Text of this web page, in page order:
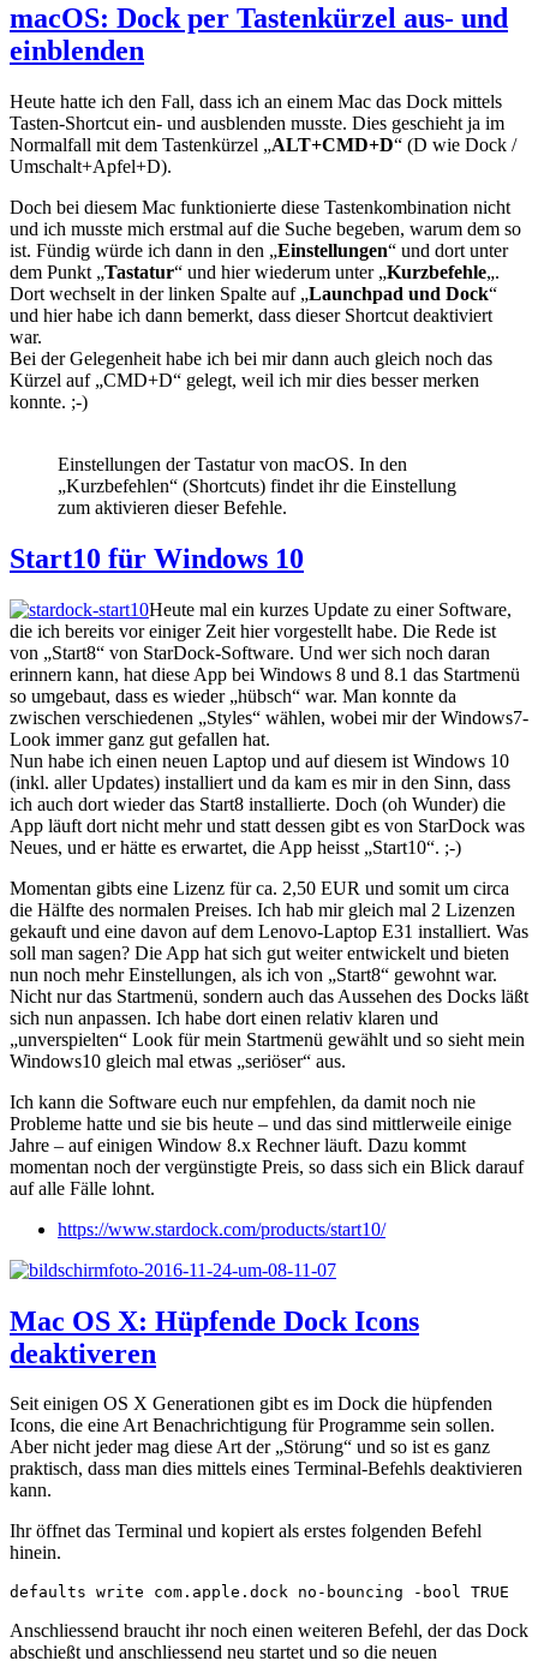
macOS: Dock per Tastenkürzel aus- und
einblenden
Heute hatte ich den Fall, dass ich an einem Mac das Dock mittels
Tasten-Shortcut ein- und ausblenden musste. Dies geschieht ja im
Normalfall mit dem Tastenkürzel „ALT+CMD+D“ (D wie Dock /
Umschalt+Apfel+D).
Doch bei diesem Mac funktionierte diese Tastenkombination nicht
und ich musste mich erstmal auf die Suche begeben, warum dem so
ist. Fündig würde ich dann in den „Einstellungen“ und dort unter
dem Punkt „Tastatur“ und hier wiederum unter „Kurzbefehle„.
Dort wechselt in der linken Spalte auf „Launchpad und Dock“
und hier habe ich dann bemerkt, dass dieser Shortcut deaktiviert
war.
Bei der Gelegenheit habe ich bei mir dann auch gleich noch das
Kürzel auf „CMD+D“ gelegt, weil ich mir dies besser merken
konnte. ;-)
Einstellungen der Tastatur von macOS. In den
„Kurzbefehlen“ (Shortcuts) findet ihr die Einstellung
zum aktivieren dieser Befehle.
Start10 für Windows 10
Heute mal ein kurzes Update zu einer Software,
die ich bereits vor einiger Zeit hier vorgestellt habe. Die Rede ist
von „Start8“ von StarDock-Software. Und wer sich noch daran
erinnern kann, hat diese App bei Windows 8 und 8.1 das Startmenü
so umgebaut, dass es wieder „hübsch“ war. Man konnte da
zwischen verschiedenen „Styles“ wählen, wobei mir der Windows7-
Look immer ganz gut gefallen hat.
Nun habe ich einen neuen Laptop und auf diesem ist Windows 10
(inkl. aller Updates) installiert und da kam es mir in den Sinn, dass
ich auch dort wieder das Start8 installierte. Doch (oh Wunder) die
App läuft dort nicht mehr und statt dessen gibt es von StarDock was
Neues, und er hätte es erwartet, die App heisst „Start10“. ;-)
Momentan gibts eine Lizenz für ca. 2,50 EUR und somit um circa
die Hälfte des normalen Preises. Ich hab mir gleich mal 2 Lizenzen
gekauft und eine davon auf dem Lenovo-Laptop E31 installiert. Was
soll man sagen? Die App hat sich gut weiter entwickelt und bieten
nun noch mehr Einstellungen, als ich von „Start8“ gewohnt war.
Nicht nur das Startmenü, sondern auch das Aussehen des Docks läßt
sich nun anpassen. Ich habe dort einen relativ klaren und
„unverspielten“ Look für mein Startmenü gewählt und so sieht mein
Windows10 gleich mal etwas „seriöser“ aus.
Ich kann die Software euch nur empfehlen, da damit noch nie
Probleme hatte und sie bis heute – und das sind mittlerweile einige
Jahre – auf einigen Window 8.x Rechner läuft. Dazu kommt
momentan noch der vergünstigte Preis, so dass sich ein Blick darauf
auf alle Fälle lohnt.
https://www.stardock.com/products/start10/
Mac OS X: Hüpfende Dock Icons
deaktiveren
Seit einigen OS X Generationen gibt es im Dock die hüpfenden
Icons, die eine Art Benachrichtigung für Programme sein sollen.
Aber nicht jeder mag diese Art der „Störung“ und so ist es ganz
praktisch, dass man dies mittels eines Terminal-Befehls deaktivieren
kann.
Ihr öffnet das Terminal und kopiert als erstes folgenden Befehl
hinein.
defaults write com.apple.dock no-bouncing -bool TRUE
Anschliessend braucht ihr noch einen weiteren Befehl, der das Dock
abschießt und anschliessend neu startet und so die neuen